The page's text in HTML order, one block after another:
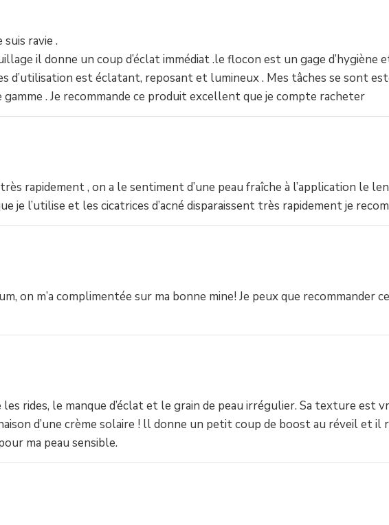
ravie .
il donne un coup d’éclat immédiat .le flocon est un gage d’hygiène
d’utilisation est éclatant, reposant et lumineux . Mes tâches se sont
. Je recommande ce produit excellent que je compte racheter
rapidement , on a le sentiment d’une peau fraîche à l’application le
je l’utilise et les cicatrices d’acné disparaissent très rapidement je
on m’a complimentée sur ma bonne mine! Je peux que recommander
les rides, le manque d’éclat et le grain de peau irrégulier. Sa texture est
d’une crème solaire ! ll donne un petit coup de boost au réveil et il
ma peau sensible.